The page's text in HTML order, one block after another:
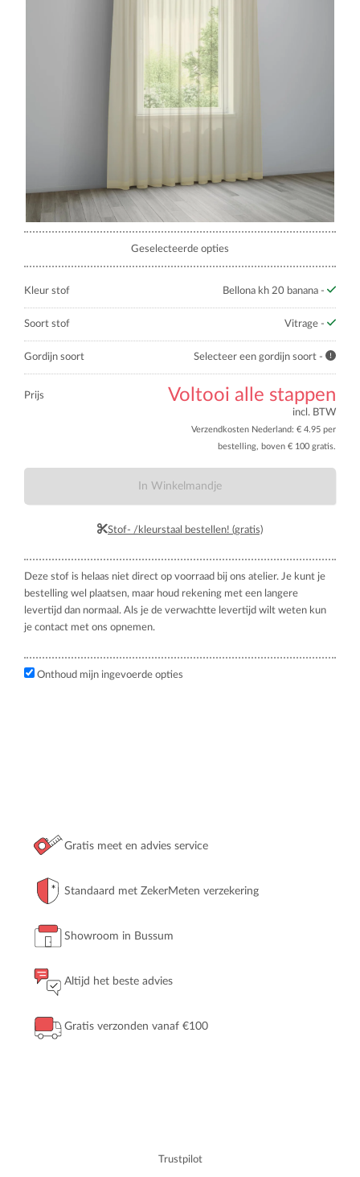
Geselecteerde opties
Kleur stof Bellona kh 20 banana -
Soort stof Vitrage -
Gordijn soort Selecteer een gordijn soort -
Prijs Voltooi alle stappen
incl. BTW
Verzendkosten Nederland: € 4.95 per
bestelling, boven € 100 gratis.
In Winkelmandje
Stof- /kleurstaal bestellen! (gratis)
Deze stof is helaas niet direct op voorraad bij ons atelier. Je kunt je
bestelling wel plaatsen, maar houd rekening met een langere
levertijd dan normaal. Als je de verwachtte levertijd wilt weten kun
je contact met ons opnemen.
Onthoud mijn ingevoerde opties
Gratis meet en advies service
Standaard met ZekerMeten verzekering
Showroom in Bussum
Altijd het beste advies
Gratis verzonden vanaf €100
Trustpilot